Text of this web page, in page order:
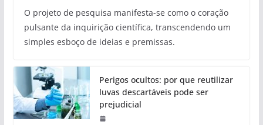
O projeto de pesquisa manifesta-se como o coração
pulsante da inquirição científica, transcendendo um
simples esboço de ideias e premissas.
Perigos ocultos: por que reutilizar
luvas descartáveis pode ser
prejudicial